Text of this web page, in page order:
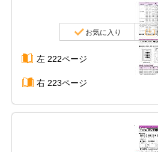
お気に入り
左 222ページ
右 223ページ